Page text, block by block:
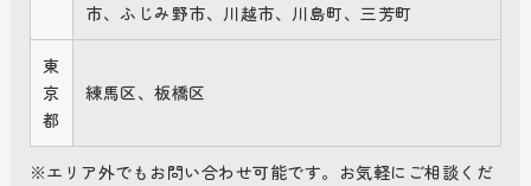
市、ふじみ野市、川越市、川島町、三芳町
東
京
都
練馬区、板橋区
※エリア外でもお問い合わせ可能です。お気軽にご相談くだ